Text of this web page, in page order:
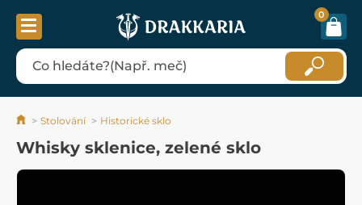
0
Stolování Historické sklo
Whisky sklenice, zelené sklo